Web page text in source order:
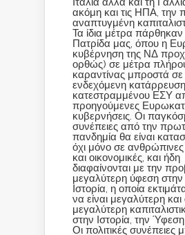
ακόμη και τις ΗΠΑ, την
αναπτυγμένη
Τα ίδια μέτρα πάρθηκαν
Πατρίδα μας, όπου η
κυβέρνηση της ΝΔ
ορθώς) σε μέτρα
καραντίνας μπροστά σε
ενδεχόμενη
κατεστραμμένου ΕΣΥ
προηγούμενες
κυβερνήσεις. Οι
συνέπειες από την
πανδημία θα είναι
όχι μόνο σε
και οικονομικές, και ήδη
διαφαίνονται με την
μεγαλύτερη ύφεση
Ιστορία, η οποία
να είναι μεγαλύτερη
μεγαλύτερη
στην Ιστορία, την
Οι πολιτικές συνέπειες